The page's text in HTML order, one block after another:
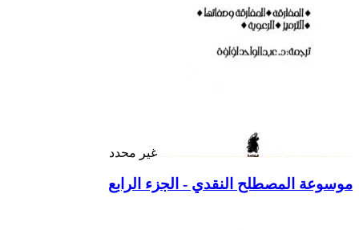
غير محدد
موسوعة المصطلح النقدي - الجزء الرابع